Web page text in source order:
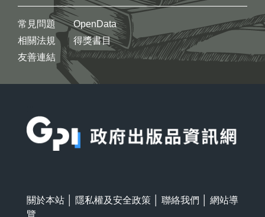
常見問題
相關法規
友善連結
OpenData
得獎書目
關於本站 隱私權及安全政策 聯絡我們
網站導
覽